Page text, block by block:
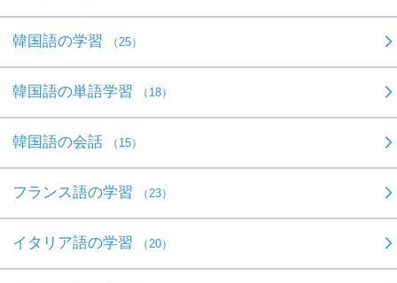
韓国語の学習 （25）
韓国語の単語学習 （18）
韓国語の会話 （15）
フランス語の学習 （23）
イタリア語の学習 （20）